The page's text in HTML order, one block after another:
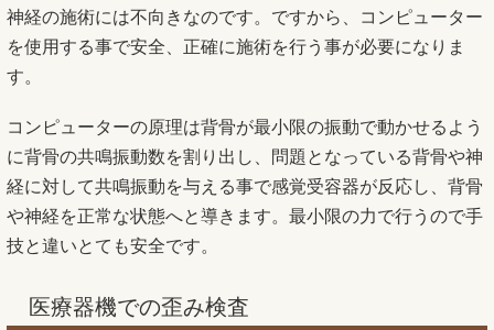
神経の施術には不向きなのです。ですから、コンピューター
を使用する事で安全、正確に施術を行う事が必要になりま
す。
コンピューターの原理は背骨が最小限の振動で動かせるよう
に背骨の共鳴振動数を割り出し、問題となっている背骨や神
経に対して共鳴振動を与える事で感覚受容器が反応し、背骨
や神経を正常な状態へと導きます。最小限の力で行うので手
技と違いとても安全です。
医療器機での歪み検査